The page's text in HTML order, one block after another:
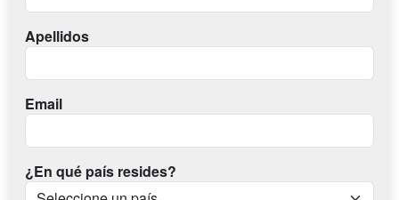
Apellidos
Email
¿En qué país resides?